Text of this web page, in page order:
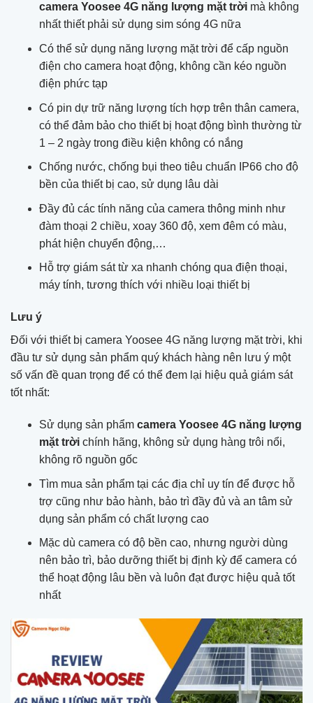
camera Yoosee 4G năng lượng mặt trờimà không
nhất thiết phải sử dụng sim sóng 4G nữa
Có thể sử dụng năng lượng mặt trời để cấp nguồn
điện cho camera hoạt động, không cần kéo nguồn
điện phức tạp
Có pin dự trữ năng lượng tích hợp trên thân camera,
có thể đảm bảo cho thiết bị hoạt động bình thường từ
1 – 2 ngày trong điều kiện không có nắng
Chống nước, chống bụi theo tiêu chuẩn IP66 cho độ
bền của thiết bị cao, sử dụng lâu dài
Đầy đủ các tính năng của camera thông minh như
đàm thoại 2 chiều, xoay 360 độ, xem đêm có màu,
phát hiện chuyển động,…
Hỗ trợ giám sát từ xa nhanh chóng qua điện thoại,
máy tính, tương thích với nhiều loại thiết bị
Lưu ý
Đối với thiết bị camera Yoosee 4G năng lượng mặt trời, khi
đầu tư sử dụng sản phẩm quý khách hàng nên lưu ý một
số vấn đề quan trọng để có thể đem lại hiệu quả giám sát
tốt nhất:
Sử dụng sản phẩm camera Yoosee 4G năng lượng
mặt trờichính hãng, không sử dụng hàng trôi nổi,
không rõ nguồn gốc
Tìm mua sản phẩm tại các địa chỉ uy tín để được hỗ
trợ cũng như bảo hành, bảo trì đầy đủ và an tâm sử
dụng sản phẩm có chất lượng cao
Mặc dù camera có độ bền cao, nhưng người dùng
nên bảo trì, bảo dưỡng thiết bị định kỳ để camera có
thể hoạt động lâu bền và luôn đạt được hiệu quả tốt
nhất